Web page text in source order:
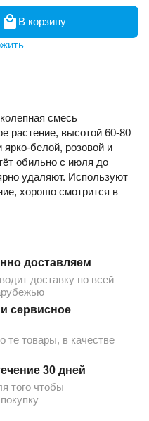
В корзину
смесь
растение, высотой 60-80
белой, розовой и
обильно с июля до
удаляют. Используют
хорошо смотрится в
доставляем
доставку по всей
и сервисное
те товары, в качестве
30 дней
того чтобы